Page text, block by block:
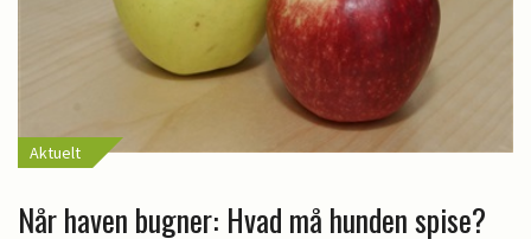
Aktuelt
Når haven bugner: Hvad må hunden spise?